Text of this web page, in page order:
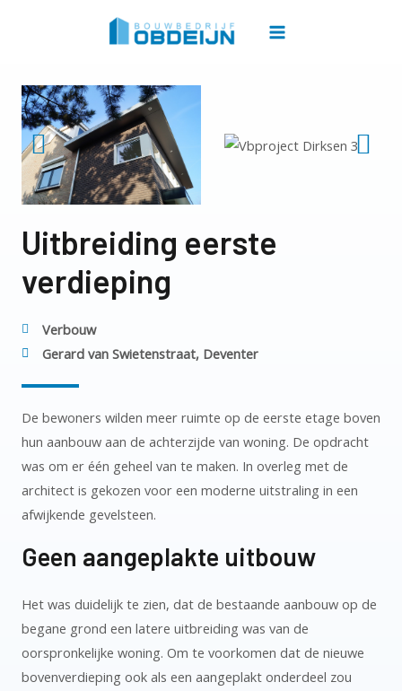
Uitbreiding eerste
verdieping
Verbouw
Gerard van Swietenstraat, Deventer
De bewoners wilden meer ruimte op de eerste etage boven
hun aanbouw aan de achterzijde van woning. De opdracht
was om er één geheel van te maken. In overleg met de
architect is gekozen voor een moderne uitstraling in een
afwijkende gevelsteen.
Geen aangeplakte uitbouw
Het was duidelijk te zien, dat de bestaande aanbouw op de
begane grond een latere uitbreiding was van de
oorspronkelijke woning. Om te voorkomen dat de nieuwe
bovenverdieping ook als een aangeplakt onderdeel zou